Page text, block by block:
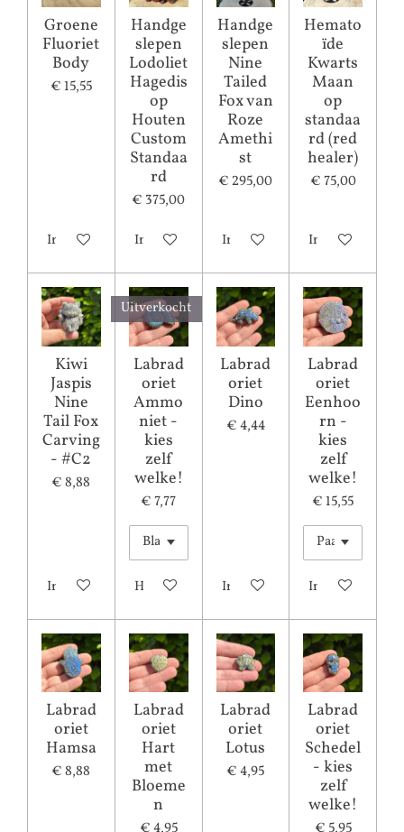
Groene
Fluoriet
Body
€ 15,55
In winkelwagen
Handge
slepen
Lodoliet
Hagedis
op
Houten
Custom
Standaa
rd
€ 375,00
In winkelwagen
Handge
slepen
Nine
Tailed
Fox van
Roze
Amethi
st
€ 295,00
In winkelwagen
Hemato
ïde
Kwarts
Maan
op
standaa
rd (red
healer)
€ 75,00
In winkelwagen
Kiwi
Jaspis
Nine
Tail Fox
Carving
- #C2
€ 8,88
In winkelwagen
Uitverkocht
Labrad
oriet
Ammo
niet -
kies
zelf
welke!
€ 7,77
Houd mij op de hoogte
Labrad
oriet
Dino
€ 4,44
In winkelwagen
Labrad
oriet
Eenhoo
rn -
kies
zelf
welke!
€ 15,55
In winkelwagen
Labrad
oriet
Hamsa
€ 8,88
Labrad
oriet
Hart
met
Bloeme
n
Labrad
oriet
Lotus
€ 4,95
Labrad
oriet
Schedel
- kies
zelf
welke!